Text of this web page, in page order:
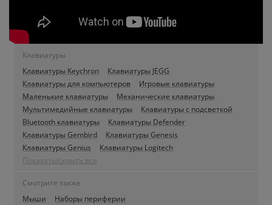
Клавиатуры
Клавиатуры Keychron
Клавиатуры JEGG
Клавиатуры для компьютеров
Игровые клавиатуры
Маленькие клавиатуры
Механические клавиатуры
Мультимедийные клавиатуры
Клавиатуры с подсветкой
Bluetooth клавиатуры
Клавиатуры Defender
Клавиатуры Gembird
Клавиатуры Genesis
Клавиатуры Genius
Клавиатуры Logitech
Показать/скрыть все
Смотрите также
Мыши
Наборы периферии